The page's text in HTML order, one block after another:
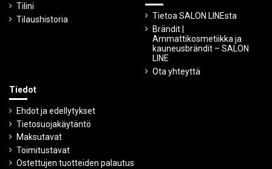
Tilini
Tilaushistoria
Tietoa SALON LINEsta
Brändit |
Ammattikosmetiikka ja
kauneusbrändit – SALON
LINE
Ota yhteyttä
Tiedot
Ehdot ja edellytykset
Tietosuojakäytäntö
Maksutavat
Toimitustavat
Ostettujen tuotteiden palautus